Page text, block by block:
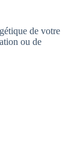
de votre
ou de